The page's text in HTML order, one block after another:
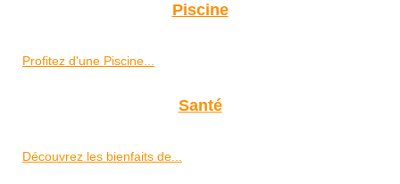
Piscine
Profitez d'une Piscine...
Santé
Découvrez les bienfaits de...